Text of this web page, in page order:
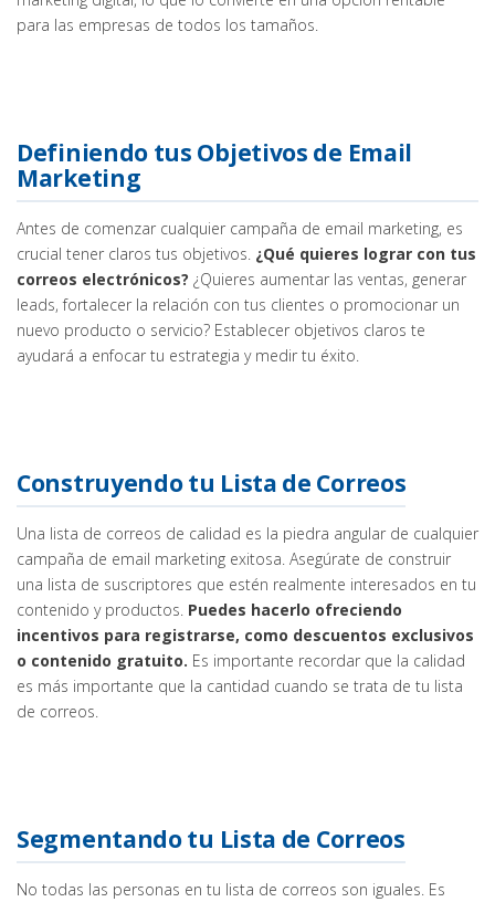
para las empresas de todos los tamaños.
Definiendo tus Objetivos de Email
Marketing
Antes de comenzar cualquier campaña de email marketing, es
crucial tener claros tus objetivos. ¿Qué quieres lograr con tus
correos electrónicos? ¿Quieres aumentar las ventas, generar
leads, fortalecer la relación con tus clientes o promocionar un
nuevo producto o servicio? Establecer objetivos claros te
ayudará a enfocar tu estrategia y medir tu éxito.
Construyendo tu Lista de Correos
Una lista de correos de calidad es la piedra angular de cualquier
campaña de email marketing exitosa. Asegúrate de construir
una lista de suscriptores que estén realmente interesados en tu
contenido y productos. Puedes hacerlo ofreciendo
incentivos para registrarse, como descuentos exclusivos
o contenido gratuito. Es importante recordar que la calidad
es más importante que la cantidad cuando se trata de tu lista
de correos.
Segmentando tu Lista de Correos
No todas las personas en tu lista de correos son iguales. Es